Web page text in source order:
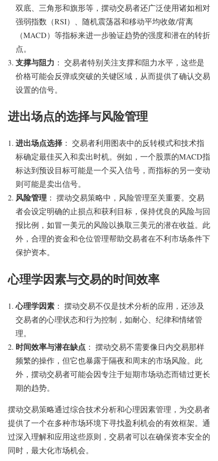
双底、三角形和旗形等，摆动交易者还广泛使用诸如相对
强弱指数（RSI）、随机震荡器和移动平均收敛/背离
（MACD）等指标来进一步验证趋势的强度和潜在的转折
点。
支撑与阻力 ： 交易者特别关注支撑和阻力水平，这些是
价格可能会反弹或突破的关键区域，从而提供了确认交易
设置的信号。
进出场点的选择与风险管理
进出场点选择 ： 交易者利用图表中的反转模式和技术指
标确定最佳买入和卖出时机。例如，一个股票的MACD指
标达到预设目标可能是一个买入信号，而指标的另一变动
则可能是卖出信号。
风险管理 ： 摆动交易策略中，风险管理至关重要。交易
者会设定明确的止损点和获利目标，保持优良的风险与回
报比例，如冒一美元的风险以换取三美元的潜在收益。此
外，合理的资金和仓位管理帮助交易者在不利市场条件下
保护资本。
心理学因素与交易的时间效率
心理学因素 ： 摆动交易不仅是技术分析的应用，还涉及
交易者的心理状态和行为控制，如耐心、纪律和情绪管
理。
时间效率与潜在缺点 ： 摆动交易不需要像日内交易那样
频繁的操作，但它也暴露于隔夜和周末的市场风险。此
外，摆动交易者可能会因专注于短期市场动态而错过更长
期的趋势。
摆动交易策略通过综合技术分析和心理因素管理，为交易者
提供了一个在多种市场环境下寻找盈利机会的有效框架。通
过深入理解和应用这些原则，交易者可以在确保资本安全的
同时，最大化市场机会。